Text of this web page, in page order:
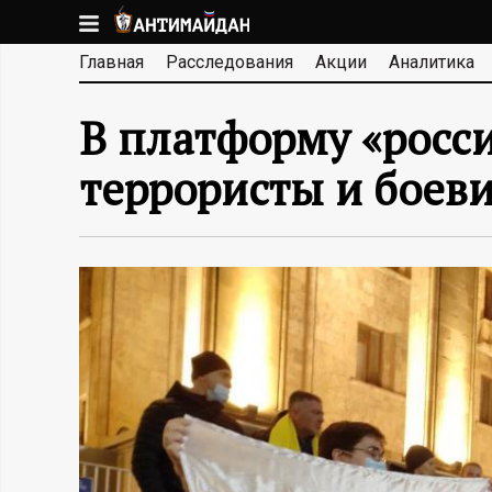
к
основномуА
Н
Т
И
М
А
Й
Д
Главная Расследования Акции Аналитика
В платформу
террористы и